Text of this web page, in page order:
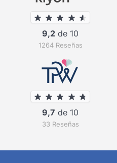
9,2 de 10
1264 Reseñas
9,7 de 10
33 Reseñas